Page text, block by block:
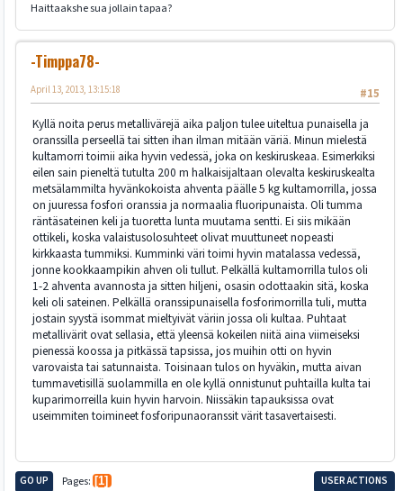
Haittaakshe sua jollain tapaa?
-Timppa78-
#15
April 13, 2013, 13:15:18
Kyllä noita perus metallivärejä aika paljon tulee uiteltua punaisella ja
oranssilla perseellä tai sitten ihan ilman mitään väriä. Minun mielestä
kultamorri toimii aika hyvin vedessä, joka on keskiruskeaa. Esimerkiksi
eilen sain pieneltä tutulta 200 m halkaisijaltaan olevalta keskiruskealta
metsälammilta hyvänkokoista ahventa päälle 5 kg kultamorrilla, jossa
on juuressa fosfori oranssia ja normaalia fluoripunaista. Oli tumma
räntäsateinen keli ja tuoretta lunta muutama sentti. Ei siis mikään
ottikeli, koska valaistusolosuhteet olivat muuttuneet nopeasti
kirkkaasta tummiksi. Kumminki väri toimi hyvin matalassa vedessä,
jonne kookkaampikin ahven oli tullut. Pelkällä kultamorrilla tulos oli
1-2 ahventa avannosta ja sitten hiljeni, osasin odottaakin sitä, koska
keli oli sateinen. Pelkällä oranssipunaisella fosforimorrilla tuli, mutta
jostain syystä isommat mieltyivät väriin jossa oli kultaa. Puhtaat
metallivärit ovat sellasia, että yleensä kokeilen niitä aina viimeiseksi
pienessä koossa ja pitkässä tapsissa, jos muihin otti on hyvin
varovaista tai satunnaista. Toisinaan tulos on hyväkin, mutta aivan
tummavetisillä suolammilla en ole kyllä onnistunut puhtailla kulta tai
kuparimorreilla kuin hyvin harvoin. Niissäkin tapauksissa ovat
useimmiten toimineet fosforipunaoranssit värit tasavertaisesti.
GO UP Pages 1 USER ACTIONS